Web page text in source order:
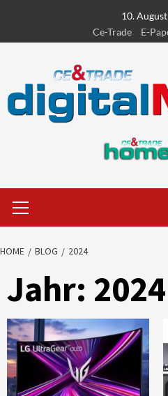
content
10.
Ce-Trade
E-
Menu
HOME BLOG 2024
Jahr: 2024